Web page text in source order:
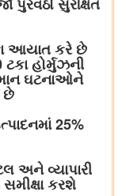
પુરવઠો સુરક્ષિત
આયાત કરે છે
હોર્મુઝની
ઘટનાઓને
છે
25%
અને વ્યાપારી
કરશે